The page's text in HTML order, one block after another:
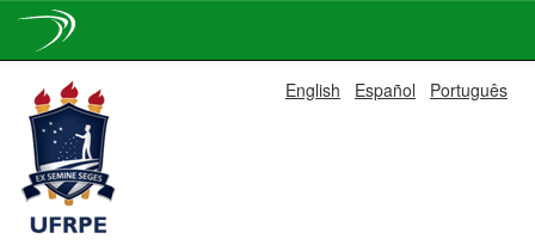
navigation
English Español Português